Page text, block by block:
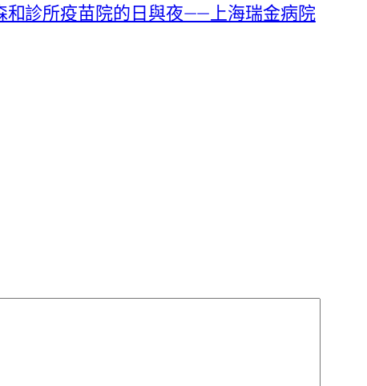
和診所疫苗院的日與夜——上海瑞金病院